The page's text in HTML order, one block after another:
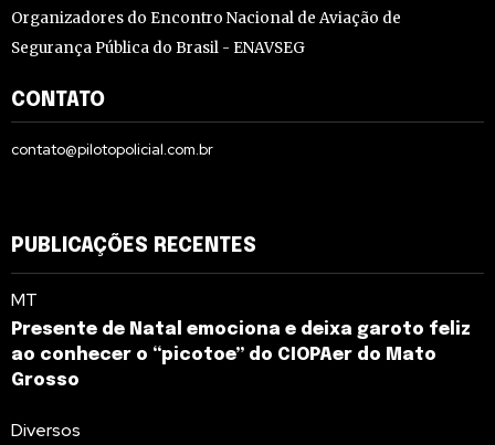
Organizadores do Encontro Nacional de Aviação de
Segurança Pública do Brasil - ENAVSEG
CONTATO
contato@pilotopolicial.com.br
PUBLICAÇÕES RECENTES
MT
Presente de Natal emociona e deixa garoto feliz
ao conhecer o “picotoe” do CIOPAer do Mato
Grosso
Diversos